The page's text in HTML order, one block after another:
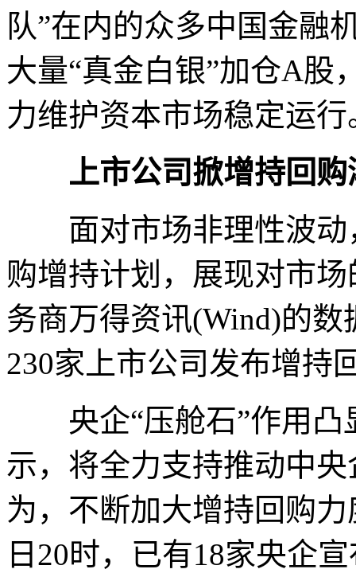
队”在内的众多中国金融
大量“真金白银”加仓A股
力维护资本市场稳定运行
上市公司掀增持回购
面对市场非理性波动
购增持计划，展现对市
务商万得资讯(Wind)的
230家上市公司发布增持
央企“压舱石”作用凸
示，将全力支持推动中
为，不断加大增持回购
日20时，已有18家央企